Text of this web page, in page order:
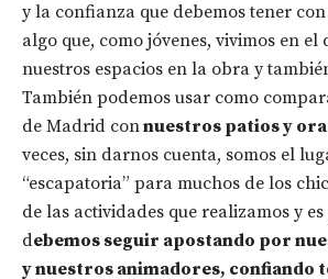
y la confianza que debemos tener
algo que, como jóvenes, vivimos en el
nuestros espacios en la obra y
También podemos usar como
de Madrid connuestros patios y
veces, sin darnos cuenta, somos el
“escapatoria” para muchos de los
de las actividades que realizamos y
debemos seguir apostando por
y nuestros animadores, confiando